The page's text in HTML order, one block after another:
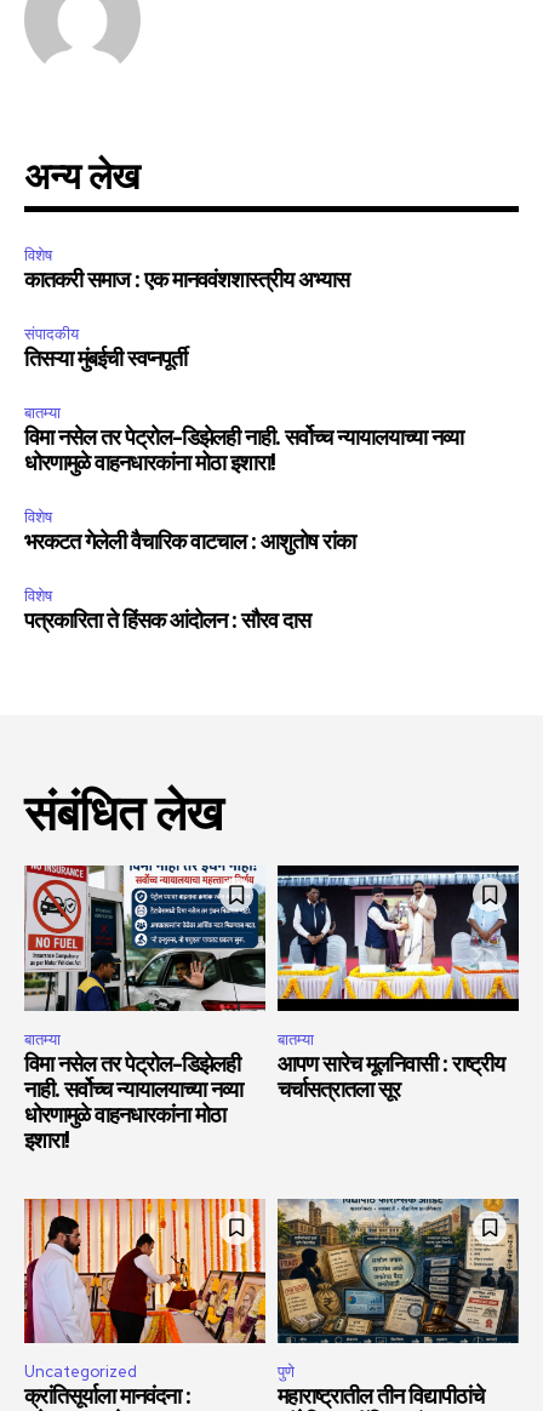
अन्य लेख
विशेष
कातकरी समाज : एक मानववंशशास्त्रीय अभ्यास
संपादकीय
तिसऱ्या मुंबईची स्वप्नपूर्ती
बातम्या
विमा नसेल तर पेट्रोल-डिझेलही नाही. सर्वोच्च न्यायालयाच्या नव्या
धोरणामुळे वाहनधारकांना मोठा इशारा!
विशेष
भरकटत गेलेली वैचारिक वाटचाल : आशुतोष रांका
विशेष
पत्रकारिता ते हिंसक आंदोलन : सौरव दास
संबंधित लेख
बातम्या
विमा नसेल तर पेट्रोल-डिझेलही
नाही. सर्वोच्च न्यायालयाच्या नव्या
धोरणामुळे वाहनधारकांना मोठा
इशारा!
बातम्या
आपण सारेच मूलनिवासी : राष्ट्रीय
चर्चासत्रातला सूर
Uncategorized
क्रांतिसूर्याला मानवंदना :
पुणे
महाराष्ट्रातील तीन विद्यापीठांचे